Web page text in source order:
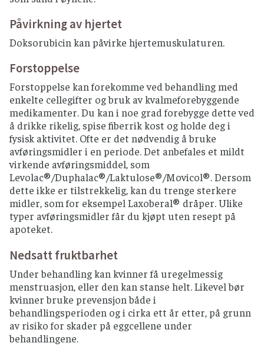
Påvirkning av hjertet
Doksorubicin kan påvirke hjertemuskulaturen.
Forstoppelse
Forstoppelse kan forekomme ved behandling med
enkelte cellegifter og bruk av kvalmeforebyggende
medikamenter. Du kan i noe grad forebygge dette ved
å drikke rikelig, spise fiberrik kost og holde deg i
fysisk aktivitet. Ofte er det nødvendig å bruke
avføringsmidler i en periode. Det anbefales et mildt
virkende avføringsmiddel, som
Levolac®/Duphalac®/Laktulose®/Movicol®. Dersom
dette ikke er tilstrekkelig, kan du trenge sterkere
midler, som for eksempel Laxoberal® dråper. Ulike
typer avføringsmidler får du kjøpt uten resept på
apoteket.
Nedsatt fruktbarhet
Under behandling kan kvinner få uregelmessig
menstruasjon, eller den kan stanse helt. Likevel bør
kvinner bruke prevensjon både i
behandlingsperioden og i cirka ett år etter, på grunn
av risiko for skader på eggcellene under
behandlingene.